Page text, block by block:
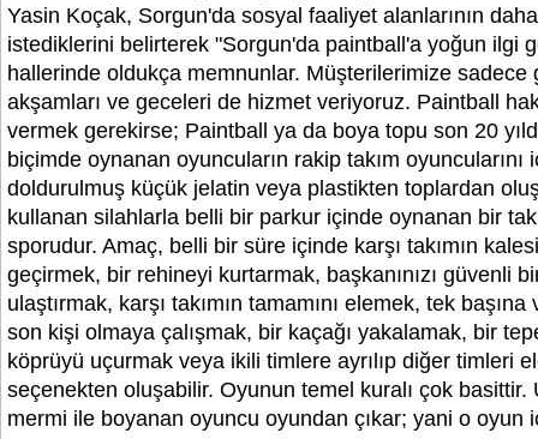
Yasin Koçak, Sorgun'da sosyal faaliyet alanlarının
istediklerini belirterek "Sorgun'da paintball'a yoğun ilgi
hallerinde oldukça memnunlar. Müşterilerimize sadece
akşamları ve geceleri de hizmet veriyoruz. Paintball
vermek gerekirse; Paintball ya da boya topu son 20
biçimde oynanan oyuncuların rakip takım oyuncularını
doldurulmuş küçük jelatin veya plastikten toplardan
kullanan silahlarla belli bir parkur içinde oynanan bir
sporudur. Amaç, belli bir süre içinde karşı takımın
geçirmek, bir rehineyi kurtarmak, başkanınızı güvenli
ulaştırmak, karşı takımın tamamını elemek, tek
son kişi olmaya çalışmak, bir kaçağı yakalamak, bir
köprüyü uçurmak veya ikili timlere ayrılıp diğer timleri
seçenekten oluşabilir. Oyunun temel kuralı çok basittir.
mermi ile boyanan oyuncu oyundan çıkar; yani o oyun